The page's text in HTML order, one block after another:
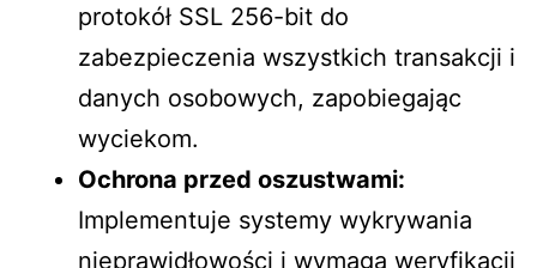
protokół SSL 256-bit do
zabezpieczenia wszystkich transakcji i
danych osobowych, zapobiegając
wyciekom.
Ochrona przed oszustwami:
Implementuje systemy wykrywania
nieprawidłowości i wymaga weryfikacji